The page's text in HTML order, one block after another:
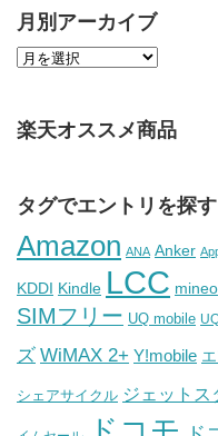
月別アーカイブ
楽天オススメ商品
タグでエントリを探す
Amazon ANA Anker
KDDI Kindle LCC mineo
SIMフリー UQ mobile
ズ WiMAX 2+ Y!mobile
シェアサイクル ジェットス